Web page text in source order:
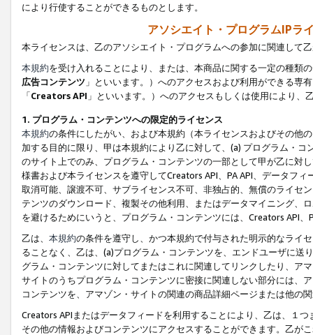
により行使することができるものとします。
アソシエイト・プログラムIPラ
本ライセンスは、乙のアソシエイト・プログラムへの参加に関連して
本規約を受け入れることにより、または、本商品に関する一定の種類
広告コンテンツ 」といいます。）へのアクセスおよび利用ができる専
「Creators API 」といいます。）へのアクセスもしくは使用により
1. プログラム・コンテンツへの限定的ライセンス
本規約の条件にしたがい、および本規約（本ライセンスおよびその他
加する目的に限り、甲は本規約により乙に対して、(a) プログラム・
のサイト上でのみ、プログラム・コンテンツの一部として甲が乙に対
様書および本ライセンスを遵守してCreators API、PA API、データフ
取消可能、譲渡不可、サブライセンス不可、非独占的、無償のライセ
テンツのダウンロード、複製その他利用、またはデータマイニング、
を避けるためにいうと、プログラム・コンテンツには、Creators API
乙は、 本規約の条件を遵守し、かつ本規約で付与された明示的なライ
ることなく、乙は、(a)プログラム・コンテンツを、エンドユーザに
グラム・コンテンツに対してまたはこれに関連してリンクしたり、ア
サイトのうちプログラム・コンテンツに密接に関連しない部分には、
コンテンツを、アマゾン・サイトの関連の商品詳細ページまたは他の
Creators APIまたはデータフィードを利用することにより、乙は、１
その他の情報およびコンテンツにアクセスすることができます。乙が